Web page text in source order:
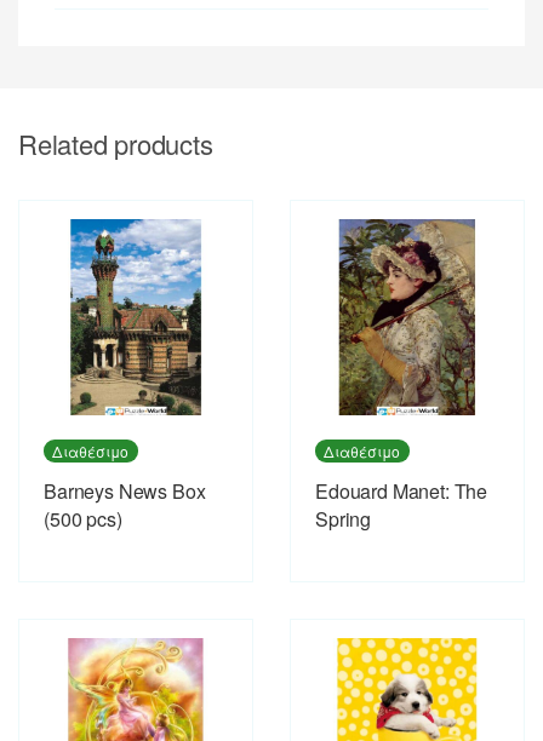
Related products
Διαθέσιμο
Barneys News Box
(500 pcs)
Διαθέσιμο
Εdouard Manet: The
Spring